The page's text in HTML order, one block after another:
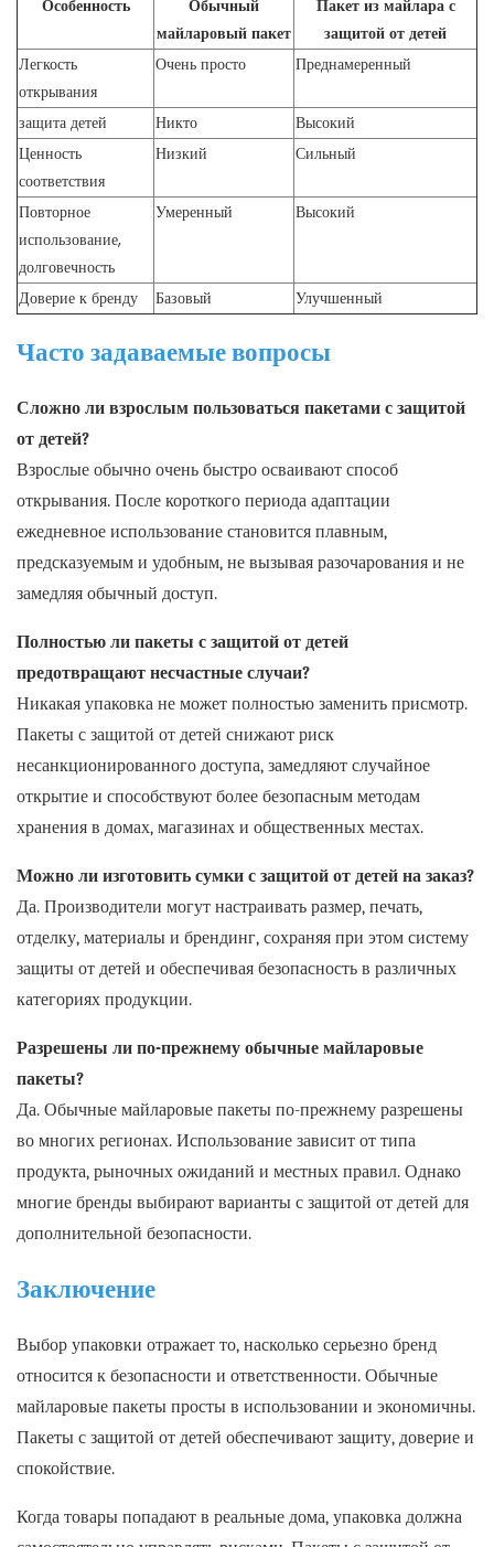
Особенность
Обычный
майларовый пакет
Пакет из майлара с
защитой от детей
Легкость
открывания
Очень просто Преднамеренный
защита детей Никто
Высокий
Ценность
соответствия
Низкий Сильный
Повторное
использование,
долговечность
Умеренный Высокий
Доверие к бренду Базовый Улучшенный
Часто задаваемые вопросы
Сложно ли взрослым пользоваться пакетами с защитой
от детей?
Взрослые обычно очень быстро осваивают способ
открывания. После короткого периода адаптации
ежедневное использование становится плавным,
предсказуемым и удобным, не вызывая разочарования и не
замедляя обычный доступ.
Полностью ли пакеты с защитой от детей
предотвращают несчастные случаи?
Никакая упаковка не может полностью заменить присмотр.
Пакеты с защитой от детей снижают риск
несанкционированного доступа, замедляют случайное
открытие и способствуют более безопасным методам
хранения в домах, магазинах и общественных местах.
Можно ли изготовить сумки с защитой от детей на заказ?
Да. Производители могут настраивать размер, печать,
отделку, материалы и брендинг, сохраняя при этом систему
защиты от детей и обеспечивая безопасность в различных
категориях продукции.
Разрешены ли по-прежнему обычные майларовые
пакеты?
Да. Обычные майларовые пакеты по-прежнему разрешены
во многих регионах. Использование зависит от типа
продукта, рыночных ожиданий и местных правил. Однако
многие бренды выбирают варианты с защитой от детей для
дополнительной безопасности.
Заключение
Выбор упаковки отражает то, насколько серьезно бренд
относится к безопасности и ответственности. Обычные
майларовые пакеты просты в использовании и экономичны.
Пакеты с защитой от детей обеспечивают защиту, доверие и
спокойствие.
Когда товары попадают в реальные дома, упаковка должна